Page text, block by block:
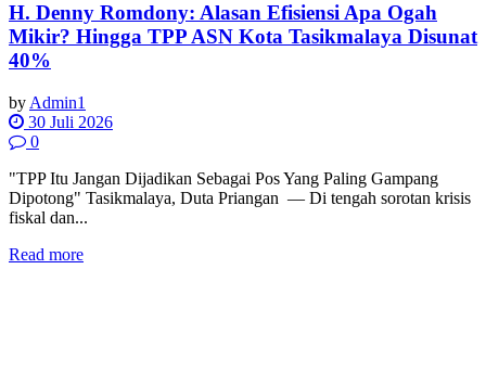
H. Denny Romdony: Alasan Efisiensi Apa Ogah
Mikir? Hingga TPP ASN Kota Tasikmalaya Disunat
40%
by Admin1
30 Juli 2026
0
"TPP Itu Jangan Dijadikan Sebagai Pos Yang Paling Gampang
Dipotong" Tasikmalaya, Duta Priangan — Di tengah sorotan krisis
fiskal dan...
Read more